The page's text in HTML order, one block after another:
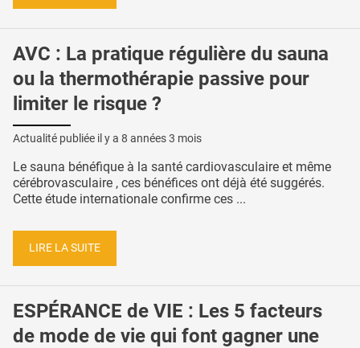
AVC : La pratique régulière du sauna
ou la thermothérapie passive pour
limiter le risque ?
Actualité publiée il y a 8 années 3 mois
Le sauna bénéfique à la santé cardiovasculaire et même
cérébrovasculaire , ces bénéfices ont déjà été suggérés.
Cette étude internationale confirme ces ...
LIRE LA SUITE
ESPÉRANCE de VIE : Les 5 facteurs
de mode de vie qui font gagner une